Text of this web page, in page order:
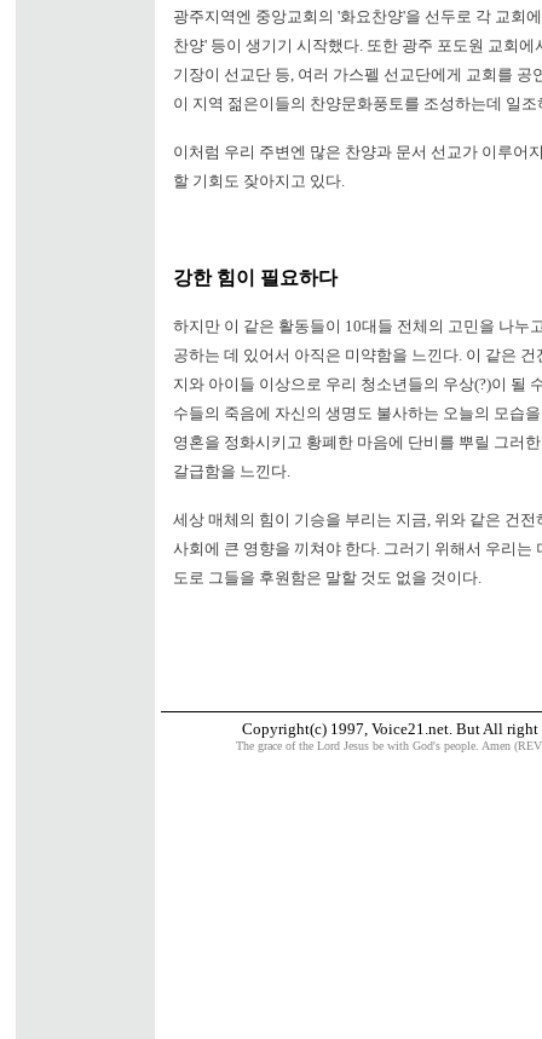
광주지역엔 중앙교회의 '화요찬양'을 선두로 각 교회
찬양' 등이 생기기 시작했다. 또한 광주 포도원 교회에
기장이 선교단 등, 여러 가스펠 선교단에게 교회를 공
이 지역 젊은이들의 찬양문화풍토를 조성하는데 일조
이처럼 우리 주변엔 많은 찬양과 문서 선교가 이루어
할 기회도 잦아지고 있다.
강한 힘이 필요하다
하지만 이 같은 활동들이 10대들 전체의 고민을 나누
공하는 데 있어서 아직은 미약함을 느낀다. 이 같은
지와 아이들 이상으로 우리 청소년들의 우상(?)이 될
수들의 죽음에 자신의 생명도 불사하는 오늘의 모습
영혼을 정화시키고 황폐한 마음에 단비를 뿌릴 그러
갈급함을 느낀다.
세상 매체의 힘이 기승을 부리는 지금, 위와 같은 건
사회에 큰 영향을 끼쳐야 한다. 그러기 위해서 우리는
도로 그들을 후원함은 말할 것도 없을 것이다.
Copyright(c) 1997, Voice21.net. But All right
The grace of the Lord Jesus be with God's people. Amen